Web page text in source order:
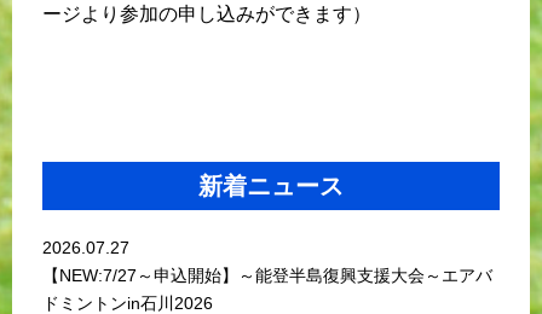
ージより参加の申し込みができます）
新着ニュース
2026.07.27
【NEW:7/27～申込開始】～能登半島復興支援大会～エアバ
ドミントンin石川2026